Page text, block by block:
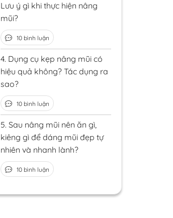
Lưu ý gì khi thực hiện nâng
mũi?
10 bình luận
4. Dụng cụ kẹp nâng mũi có
hiệu quả không? Tác dụng ra
sao?
10 bình luận
5. Sau nâng mũi nên ăn gì,
kiêng gì để dáng mũi đẹp tự
nhiên và nhanh lành?
10 bình luận